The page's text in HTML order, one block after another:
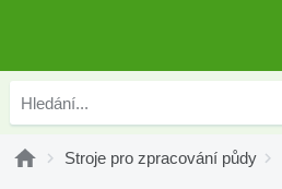
Stroje pro zpracování půdy